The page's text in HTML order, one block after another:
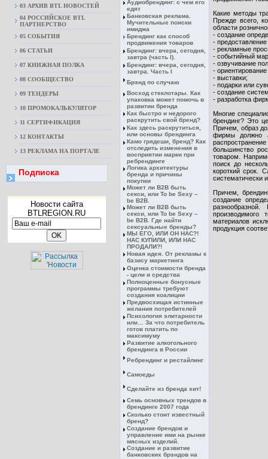
03 АРХИВ BTL НОВОСТЕЙ
04 РОССИЙСКОЕ BTL
ПАРТНЕРСТВО
05 СОБЫТИЯ
06 СТАТЬИ
07 КНИЖНАЯ ПОЛКА
08 CООБЩЕСТВО
09 ТЕНДЕРЫ
10 ПРОМОКАЛЬКУЛЯТОР
11 СЕРТИФИКАЦИЯ
12 КОНТАКТЫ
13 РЕКЛАМА НА ПОРТАЛЕ
Подписка
Новости сайта
BTLREGION.RU
Аудиобрендинг: с чем его
едят
Банковская реклама.
Мучительные поиски
имиджа
Брендинг как способ
продвижения товаров
Брендинг: вчера, сегодня,
завтра (часть I).
Брендинг: вчера, сегодня,
завтра. Часть I
Брэнд по случаю
Восход стеклотары. Как
упаковка может помочь в
развитии бренда
Как быстро и недорого
раскрутить свой бренд?
Как здесь раскрутиться,
или основы брендинга
Камо грядеши, бренд? Как
отследить изменения в
восприятии марки при
ребрендинге
Логика архитектуры
бренда и причины
покупки
Может ли B2B быть
секси, или To be Sexy –
be B2B.
Может ли B2B быть
секси, или To be Sexy –
be B2B. Где найти
сексуальные бренды?
МЫ ЕГО, ИЛИ ОН НАС?!
НАС КУПИЛИ, ИЛИ НАС
ПРОДАЛИ?!
Новая идея. От рекламы к
базису маркетинга
Оценка стоимости бренда
- цели и средства
Полноценные бонусные
программы требуют
создания коалиции
Предвосхищая истинные
желания потребителей
Психология элитарности
или… За что потребитель
готов платить по
максимуму
Развитие алкогольного
брендинга в России
Ребрендинг и рестайлинг
Самоеды
Сделайте из бренда хит!
Семь основных трендов в
брендинге 2007 года
Сколько стоит известный
бренд?
Создание брендов и
управление ими на рынке
мясных изделий.
Создание и развитие
банковских брэндов на
Какие методы
Прежде всего,
области
- создание
-
- рекламные
- событийный
- озвучивание
-
- выставки;
- подарки или
- создание
- разработка
Многие
брендинг? Это
Причем, образ
фирмы должно
большинство
товаром.
поиск до
короткий срок.
систематически
Причем,
создание
производимого
материалов
продукция